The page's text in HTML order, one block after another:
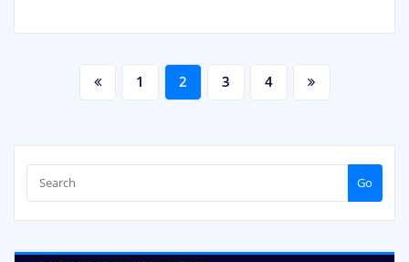
Pagination
publications
1 2 3 4
Go